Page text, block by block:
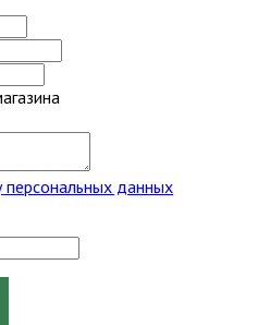
персональных данных